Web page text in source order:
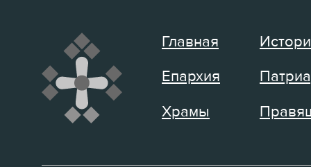
Главная
Епархия
Храмы